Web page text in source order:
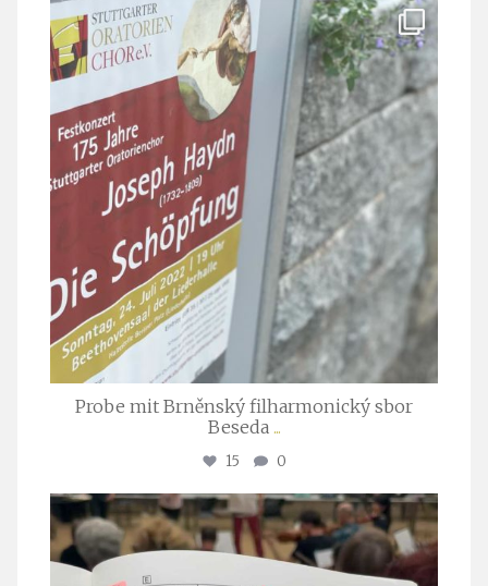
stuttgarter_oratorienchor
Juli 23
Probe mit Brněnský filharmonický sbor
Beseda ...
15 0
stuttgarter_oratorienchor
Juli 23